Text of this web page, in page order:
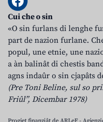
Cui che o sin
«O sin furlans di lenghe
part de nazion furlane.
popul, une etnie, une
a àn balinât di chestis
agns indaûr o sin cjapâts
(Pre Toni Beline, sul so
Friûl”, Dicembar 1978)